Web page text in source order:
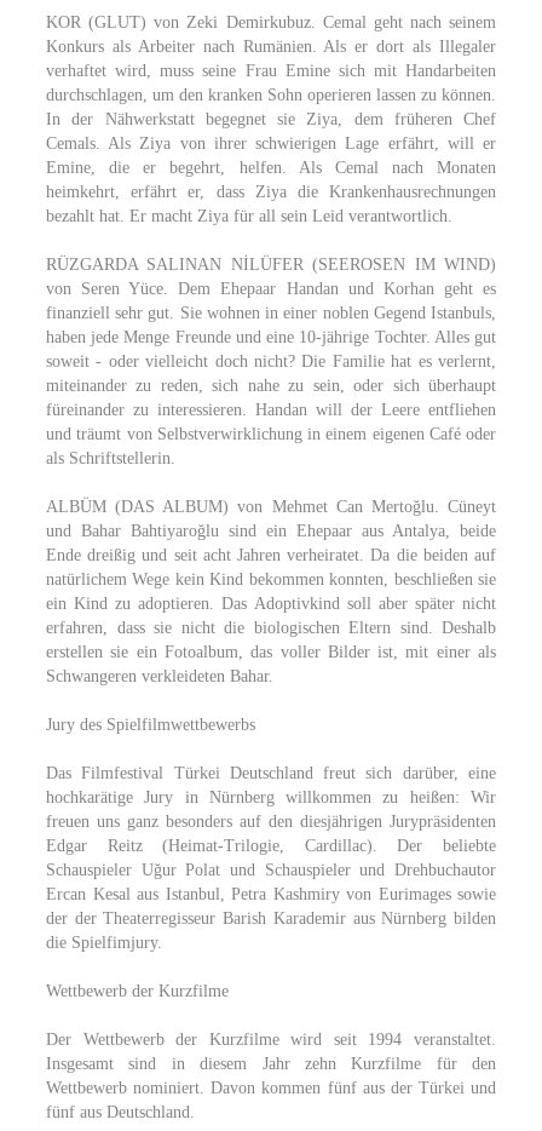
KOR (GLUT) von Zeki Demirkubuz. Cemal geht nach seinem
Konkurs als Arbeiter nach Rumänien. Als er dort als Illegaler
verhaftet wird, muss seine Frau Emine sich mit Handarbeiten
durchschlagen, um den kranken Sohn operieren lassen zu können.
In der Nähwerkstatt begegnet sie Ziya, dem früheren Chef
Cemals. Als Ziya von ihrer schwierigen Lage erfährt, will er
Emine, die er begehrt, helfen. Als Cemal nach Monaten
heimkehrt, erfährt er, dass Ziya die Krankenhausrechnungen
bezahlt hat. Er macht Ziya für all sein Leid verantwortlich.
RÜZGARDA SALINAN NİLÜFER (SEEROSEN IM WIND)
von Seren Yüce. Dem Ehepaar Handan und Korhan geht es
finanziell sehr gut. Sie wohnen in einer noblen Gegend Istanbuls,
haben jede Menge Freunde und eine 10-jährige Tochter. Alles gut
soweit - oder vielleicht doch nicht? Die Familie hat es verlernt,
miteinander zu reden, sich nahe zu sein, oder sich überhaupt
füreinander zu interessieren. Handan will der Leere entfliehen
und träumt von Selbstverwirklichung in einem eigenen Café oder
als Schriftstellerin.
ALBÜM (DAS ALBUM) von Mehmet Can Mertoğlu. Cüneyt
und Bahar Bahtiyaroğlu sind ein Ehepaar aus Antalya, beide
Ende dreißig und seit acht Jahren verheiratet. Da die beiden auf
natürlichem Wege kein Kind bekommen konnten, beschließen sie
ein Kind zu adoptieren. Das Adoptivkind soll aber später nicht
erfahren, dass sie nicht die biologischen Eltern sind. Deshalb
erstellen sie ein Fotoalbum, das voller Bilder ist, mit einer als
Schwangeren verkleideten Bahar.
Jury des Spielfilmwettbewerbs
Das Filmfestival Türkei Deutschland freut sich darüber, eine
hochkarätige Jury in Nürnberg willkommen zu heißen: Wir
freuen uns ganz besonders auf den diesjährigen Jurypräsidenten
Edgar Reitz (Heimat-Trilogie, Cardillac). Der beliebte
Schauspieler Uğur Polat und Schauspieler und Drehbuchautor
Ercan Kesal aus Istanbul, Petra Kashmiry von Eurimages sowie
der der Theaterregisseur Barish Karademir aus Nürnberg bilden
die Spielfimjury.
Wettbewerb der Kurzfilme
Der Wettbewerb der Kurzfilme wird seit 1994 veranstaltet.
Insgesamt sind in diesem Jahr zehn Kurzfilme für den
Wettbewerb nominiert. Davon kommen fünf aus der Türkei und
fünf aus Deutschland.